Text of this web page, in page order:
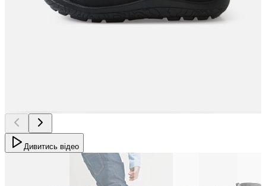
Дивитись відео